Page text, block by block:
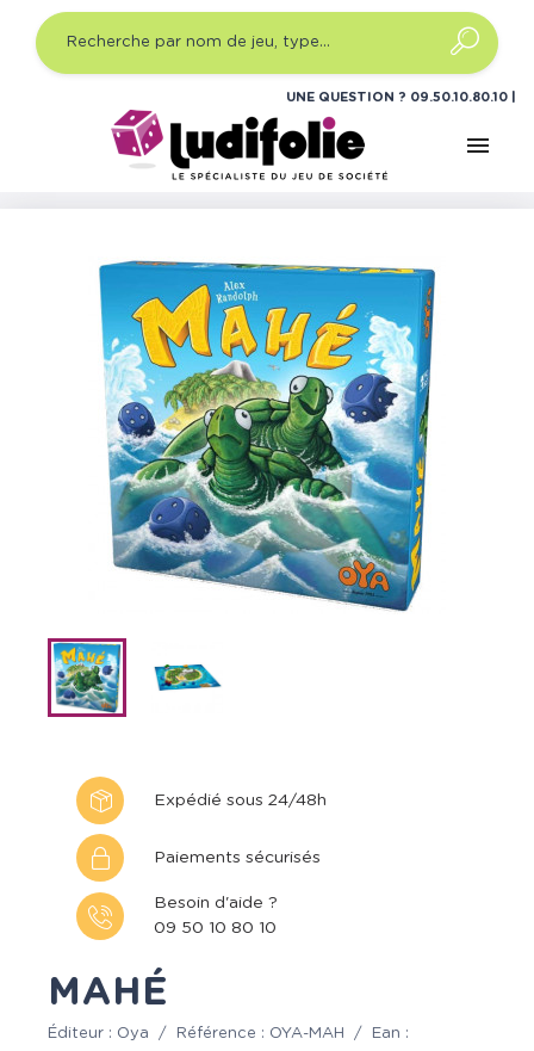
UNE QUESTION ? 09.50.10.80.10
menu
Jeux de société
Jeux de société famille
Expédié sous 24/48h
Paiements sécurisés
Besoin d'aide ?
09 50 10 80 10
MAHÉ
Éditeur : Oya / Référence : OYA-MAH /
Ean :